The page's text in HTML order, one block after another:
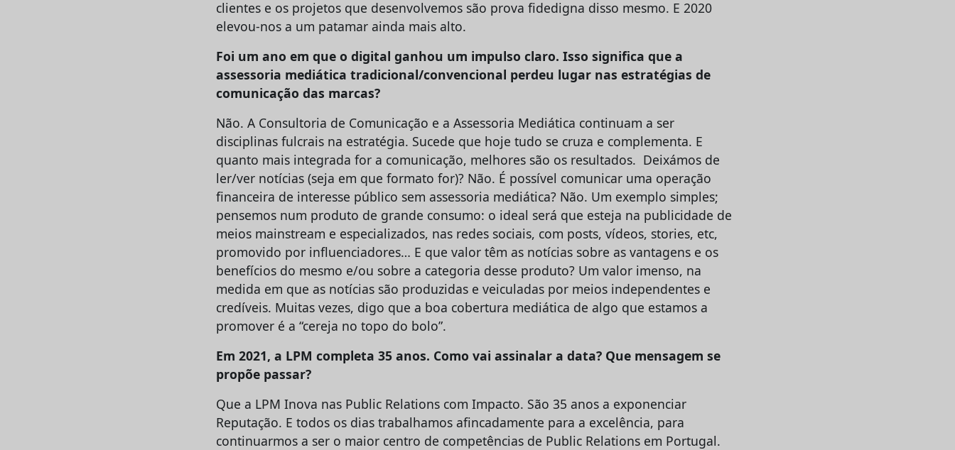
clientes e os projetos que desenvolvemos são prova fidedigna disso mesmo. E 2020
elevou-nos a um patamar ainda mais alto.
Foi um ano em que o digital ganhou um impulso claro. Isso significa que a
assessoria mediática tradicional/convencional perdeu lugar nas estratégias de
comunicação das marcas?
Não. A Consultoria de Comunicação e a Assessoria Mediática continuam a ser
disciplinas fulcrais na estratégia. Sucede que hoje tudo se cruza e complementa. E
quanto mais integrada for a comunicação, melhores são os resultados. Deixámos de
ler/ver notícias (seja em que formato for)? Não. É possível comunicar uma operação
financeira de interesse público sem assessoria mediática? Não. Um exemplo simples;
pensemos num produto de grande consumo: o ideal será que esteja na publicidade de
meios mainstream e especializados, nas redes sociais, com posts, vídeos, stories, etc,
promovido por influenciadores… E que valor têm as notícias sobre as vantagens e os
benefícios do mesmo e/ou sobre a categoria desse produto? Um valor imenso, na
medida em que as notícias são produzidas e veiculadas por meios independentes e
credíveis. Muitas vezes, digo que a boa cobertura mediática de algo que estamos a
promover é a “cereja no topo do bolo”.
Em 2021, a LPM completa 35 anos. Como vai assinalar a data? Que mensagem se
propõe passar?
Que a LPM Inova nas Public Relations com Impacto. São 35 anos a exponenciar
Reputação. E todos os dias trabalhamos afincadamente para a excelência, para
continuarmos a ser o maior centro de competências de Public Relations em Portugal.